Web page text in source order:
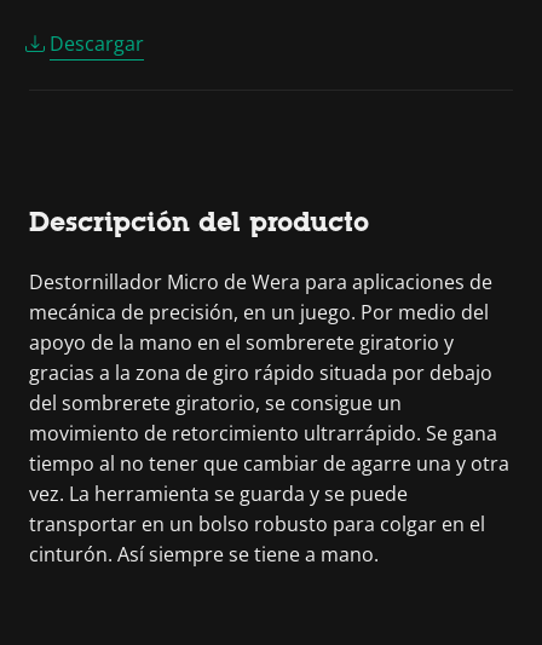
Descargar
Descripción del producto
Destornillador Micro de Wera para aplicaciones de
mecánica de precisión, en un juego. Por medio del
apoyo de la mano en el sombrerete giratorio y
gracias a la zona de giro rápido situada por debajo
del sombrerete giratorio, se consigue un
movimiento de retorcimiento ultrarrápido. Se gana
tiempo al no tener que cambiar de agarre una y otra
vez. La herramienta se guarda y se puede
transportar en un bolso robusto para colgar en el
cinturón. Así siempre se tiene a mano.